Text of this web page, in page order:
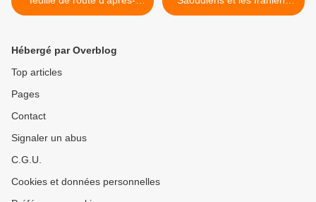
guerre
parviendront-ils à un nouvel
Hébergé par Overblog
Top articles
Pages
Contact
Signaler un abus
C.G.U.
Cookies et données personnelles